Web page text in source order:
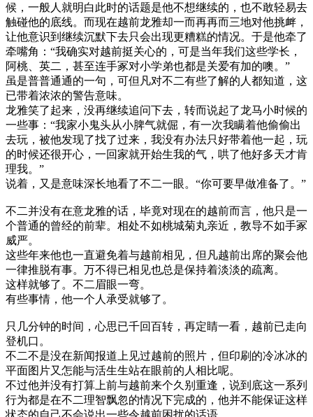
候，一般人就明白此时的话题是他不想继续的，也不敢轻易去
触碰他的底线。而现在越前龙雅却一而再再而三地对他挑衅，
让他意识到继续沉默下去只会出现更糟糕的情况。于是他牵了
牵嘴角：“我确实对越前挺关心的，可是当年我们这些学长，
阿桃、英二，甚至连手冢对小学弟也都是关爱有加的噢。”
虽是普普通通的一句，可但凡对不二有些了解的人都知道，这
已带着浓浓的警告意味。
龙雅笑了起来，没再继续追问下去，转而说起了龙马小时候的
一些事：“我家小鬼头从小脾气就倔，有一次我瞒着他偷偷出
去玩，被他发现了找了过来，我没有办法只好带着他一起，玩
的时候还很开心，一回家就开始生我的气，哄了他好多天才肯
理我。”
说着，又是意味深长地看了不二一眼。“你可要早做准备了。”
不二并没有在意龙雅的话，毕竟对现在的越前而言，他只是一
个普通的曾经的前辈。相处不如桃城菊丸亲近，教导不如手冢
威严。
这些年来他也一直避免着与越前相见，但凡越前出席的聚会他
一律推脱有事。万不得已相见也总是保持着淡淡的疏离。
这样就够了。不二眉眼一弯。
有些事情，他一个人承受就够了。
只几分钟的时间，心思已千回百转，再定睛一看，越前已走向
登机口。
不二不是没在新闻报道上见过越前的照片，但印刷的冷冰冰的
平面图片又怎能与活生生站在眼前的人相比呢。
不过他并没有打算上前与越前来个久别重逢，说到底这一系列
行为都是在不二理智飘忽的情况下完成的，他并不能保证这样
状态的自己不会说出一些令越前困扰的话语。